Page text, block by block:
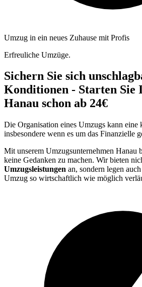
Umzug in ein neues Zuhause mit Profis
Erfreuliche Umzüge.
Sichern Sie sich
Konditionen - Starten Sie
Hanau schon ab 24€
Die Organisation eines Umzugs kann
insbesondere wenn es um das Finanzielle
Mit unserem Umzugsunternehmen Hanau
keine Gedanken zu machen. Wir bieten
Umzugsleistungen an, sondern legen
Umzug so wirtschaftlich wie möglich